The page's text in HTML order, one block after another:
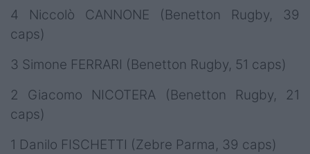
4 Niccolò CANNONE (Benetton Rugby, 39
caps)
3 Simone FERRARI (Benetton Rugby, 51 caps)
2 Giacomo NICOTERA (Benetton Rugby, 21
caps)
1 Danilo FISCHETTI (Zebre Parma, 39 caps)